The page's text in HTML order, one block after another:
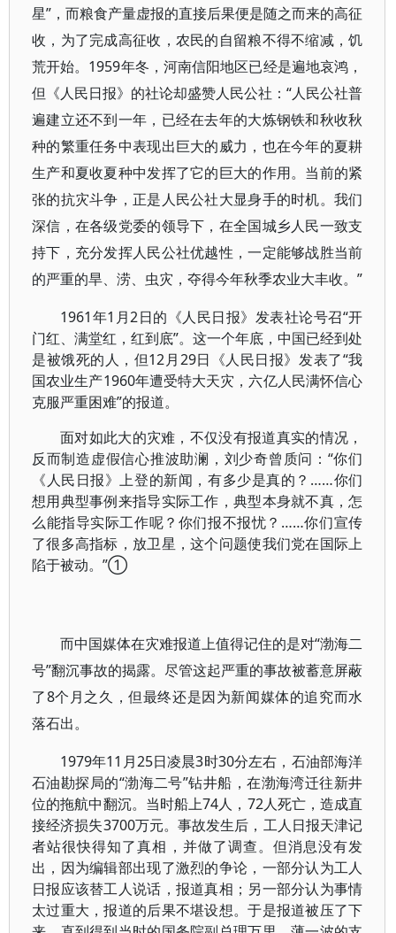
星”，而粮食产量虚报的直接后果便是随之而来的高征
收，为了完成高征收，农民的自留粮不得不缩减，饥
荒开始。1959年冬，河南信阳地区已经是遍地哀鸿，
但《人民日报》的社论却盛赞人民公社：“人民公社普
遍建立还不到一年，已经在去年的大炼钢铁和秋收秋
种的繁重任务中表现出巨大的威力，也在今年的夏耕
生产和夏收夏种中发挥了它的巨大的作用。当前的紧
张的抗灾斗争，正是人民公社大显身手的时机。我们
深信，在各级党委的领导下，在全国城乡人民一致支
持下，充分发挥人民公社优越性，一定能够战胜当前
的严重的旱、涝、虫灾，夺得今年秋季农业大丰收。”
1961年1月2日的《人民日报》发表社论号召“开
门红、满堂红，红到底”。这一个年底，中国已经到处
是被饿死的人，但12月29日《人民日报》发表了“我
国农业生产1960年遭受特大天灾，六亿人民满怀信心
克服严重困难”的报道。
面对如此大的灾难，不仅没有报道真实的情况，
反而制造虚假信心推波助澜，刘少奇曾质问：“你们
《人民日报》上登的新闻，有多少是真的？……你们
想用典型事例来指导实际工作，典型本身就不真，怎
么能指导实际工作呢？你们报不报忧？……你们宣传
了很多高指标，放卫星，这个问题使我们党在国际上
陷于被动。”①
而中国媒体在灾难报道上值得记住的是对“渤海二
号”翻沉事故的揭露。尽管这起严重的事故被蓄意屏蔽
了8个月之久，但最终还是因为新闻媒体的追究而水
落石出。
1979年11月25日凌晨3时30分左右，石油部海洋
石油勘探局的“渤海二号”钻井船，在渤海湾迁往新井
位的拖航中翻沉。当时船上74人，72人死亡，造成直
接经济损失3700万元。事故发生后，工人日报天津记
者站很快得知了真相，并做了调查。但消息没有发
出，因为编辑部出现了激烈的争论，一部分认为工人
日报应该替工人说话，报道真相；另一部分认为事情
太过重大，报道的后果不堪设想。于是报道被压了下